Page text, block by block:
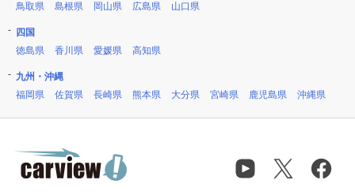
鳥取県
島根県 岡山県 広島県 山口県
四国
徳島県
香川県 愛媛県 高知県
九州・沖縄
福岡県
佐賀県 長崎県 熊本県 大分県 宮崎県 鹿児島県 沖縄県